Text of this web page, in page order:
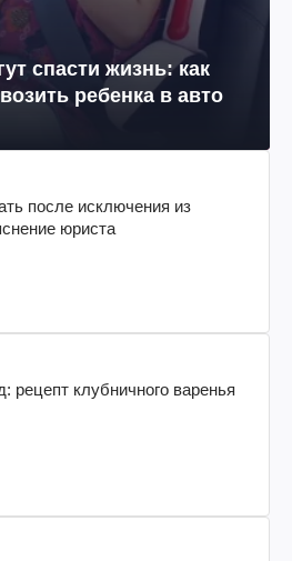
спасти жизнь: как
ребенка в авто
после исключения из
юриста
рецепт клубничного варенья